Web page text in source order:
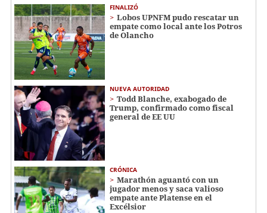
FINALIZÓ
Lobos UPNFM pudo rescatar un
empate como local ante los Potros
de Olancho
NUEVA AUTORIDAD
Todd Blanche, exabogado de
Trump, confirmado como fiscal
general de EE UU
CRÓNICA
Marathón aguantó con un
jugador menos y saca valioso
empate ante Platense en el
Excélsior